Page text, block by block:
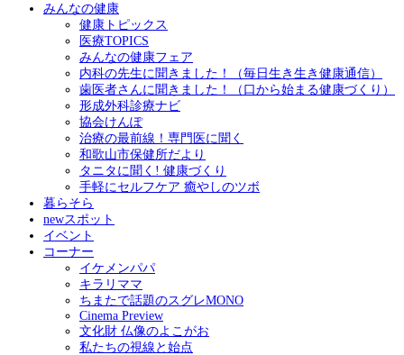
みんなの健康
健康トピックス
医療TOPICS
みんなの健康フェア
内科の先生に聞きました！（毎日生き生き健康通信）
歯医者さんに聞きました！（口から始まる健康づくり）
形成外科診療ナビ
協会けんぽ
治療の最前線！専門医に聞く
和歌山市保健所だより
タニタに聞く! 健康づくり
手軽にセルフケア 癒やしのツボ
暮らそら
newスポット
イベント
コーナー
イケメンパパ
キラリママ
ちまたで話題のスグレMONO
Cinema Preview
文化財 仏像のよこがお
私たちの視線と始点